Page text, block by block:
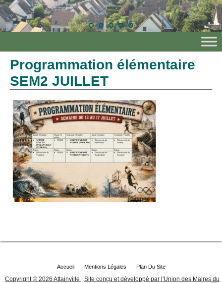
Programmation élémentaire
SEM2 JUILLET
Accueil Mentions Légales Plan Du Site
Copyright © 2026 Attainville | Site conçu et développé par l'Union des Maires du